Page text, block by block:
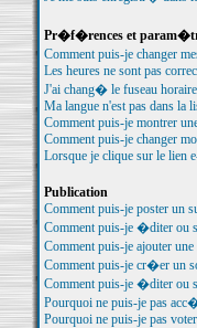
Pr�f�rences et
Comment puis-je changer
Les heures ne sont pas
J'ai chang� le fuseau
Ma langue n'est pas dans la
Comment puis-je montrer
Comment puis-je changer
Lorsque je clique sur le lien
Publication
Comment puis-je poster un
Comment puis-je �diter ou
Comment puis-je ajouter
Comment puis-je cr�er un
Comment puis-je �diter ou
Pourquoi ne puis-je pas
Pourquoi ne puis-je pas